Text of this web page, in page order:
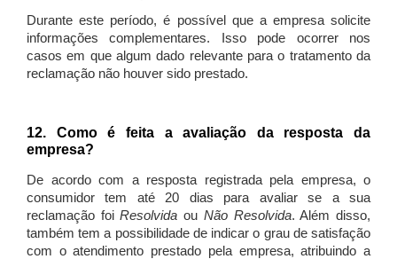
Durante este período, é possível que a empresa solicite
informações complementares. Isso pode ocorrer nos
casos em que algum dado relevante para o tratamento da
reclamação não houver sido prestado.
12. Como é feita a avaliação da resposta da
empresa?
De acordo com a resposta registrada pela empresa, o
consumidor tem até 20 dias para avaliar se a sua
reclamação foiResolvida ou Não Resolvida. Além disso,
também tem a possibilidade de indicar o grau de satisfação
com o atendimento prestado pela empresa, atribuindo a